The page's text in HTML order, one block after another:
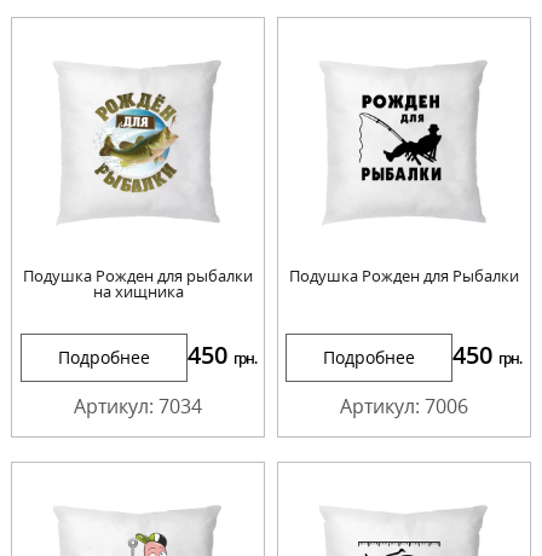
Подушка Рожден для рыбалки
на хищника
Подробнее 450 грн.
Артикул: 7034
Подушка Рожден для Рыбалки
Подробнее 450 грн.
Артикул: 7006